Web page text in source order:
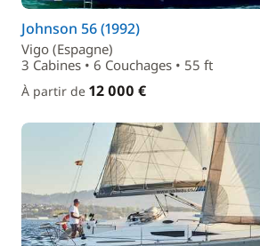
Johnson 56 (1992)
Vigo (Espagne)
3 Cabines • 6 Couchages • 55 ft
À partir de 12 000 €